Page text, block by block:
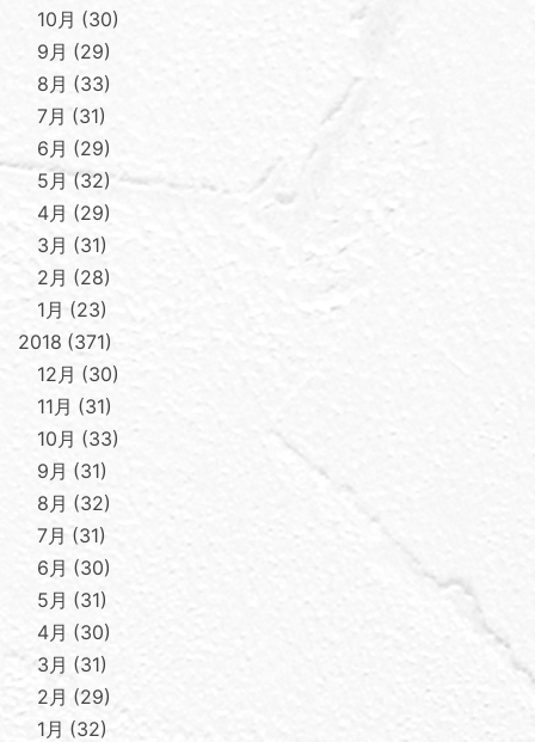
10月
30
9月
29
8月
33
7月
31
6月
29
5月
32
4月
29
3月
31
2月
28
1月
23
2018 371
12月
30
11月
31
10月
33
9月
31
8月
32
7月
31
6月
30
5月
31
4月
30
3月
31
2月
29
1月
32